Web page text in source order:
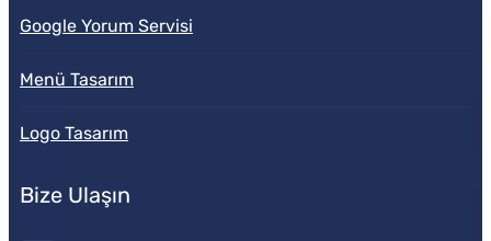
Google Yorum Servisi
Menü Tasarım
Logo Tasarım
Bize Ulaşın